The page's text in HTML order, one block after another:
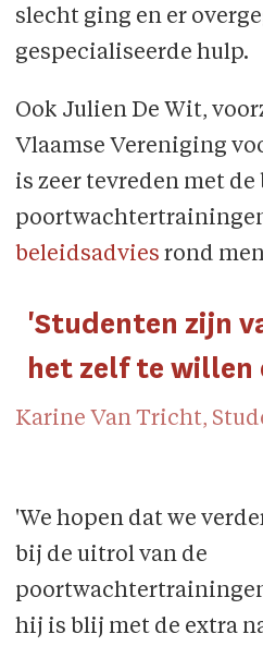
slecht ging en er
gespecialiseerde hulp.
Ook Julien De Wit,
Vlaamse Vereniging
is zeer tevreden met
beleidsadvies rond
'Studenten zijn
het zelf te willen
Karine Van Tricht,
'We hopen dat we
bij de uitrol van de
hij is blij met de extra